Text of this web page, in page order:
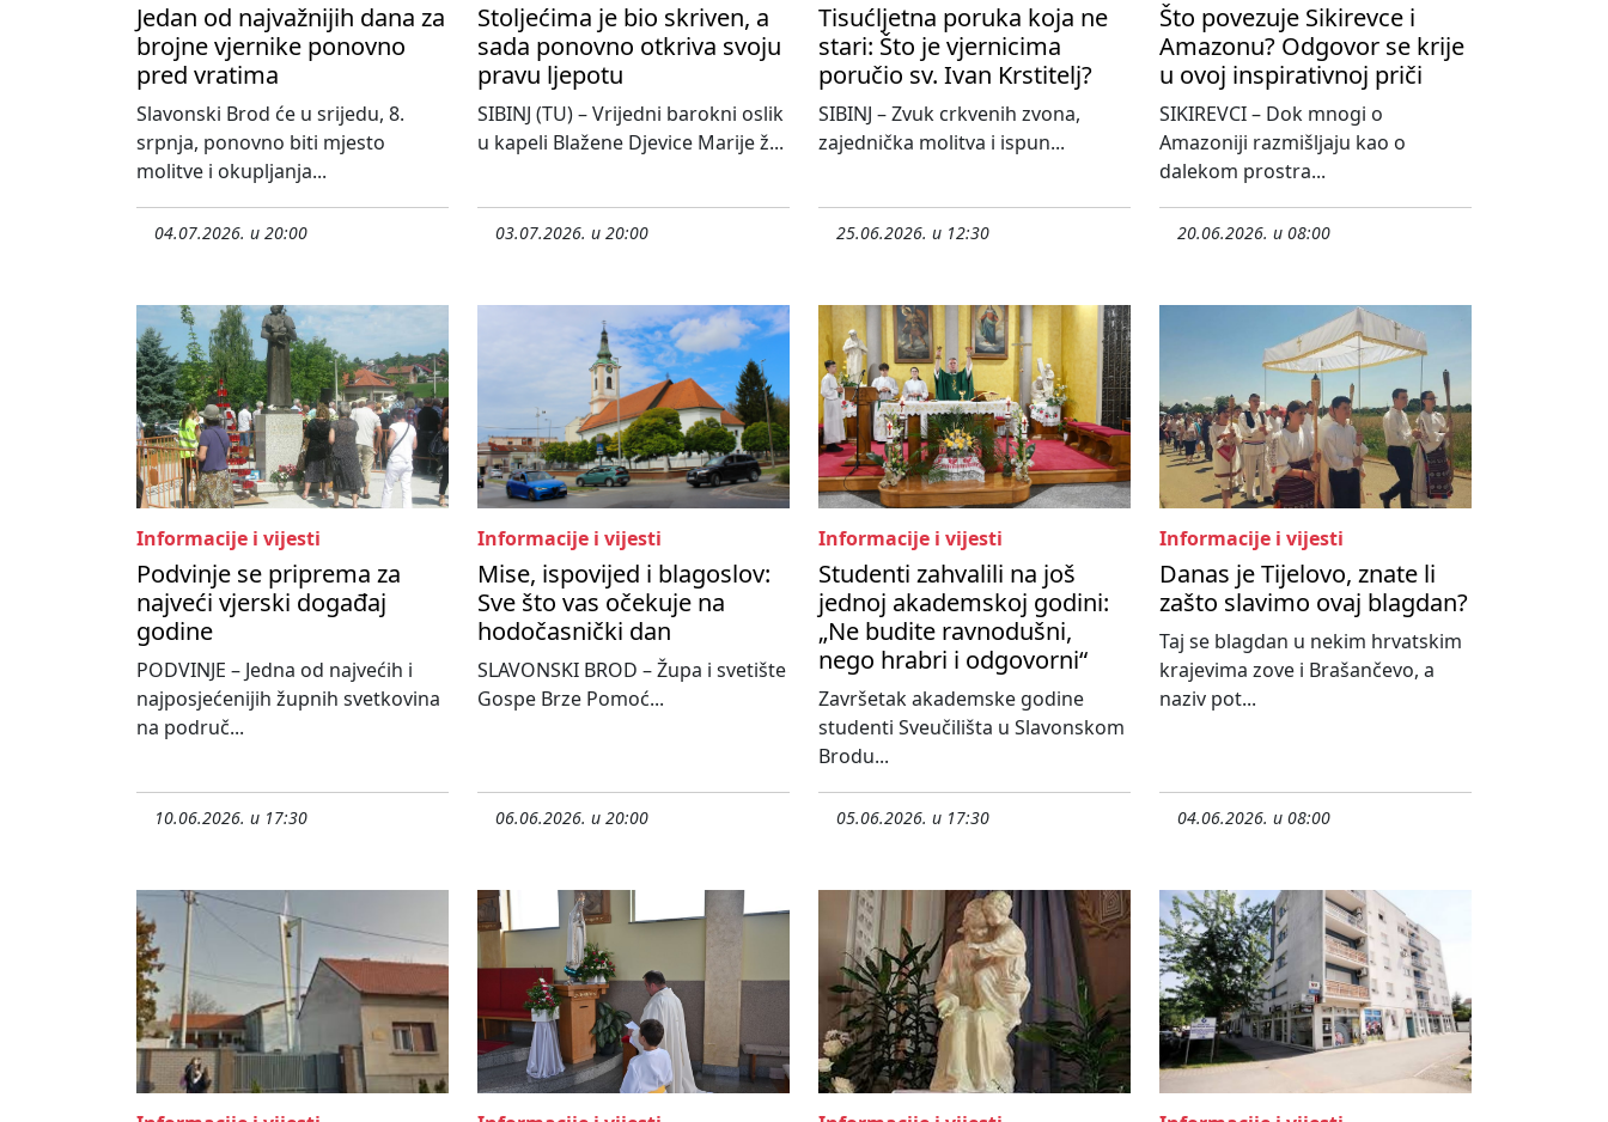
Jedan od najvažnijih dana za
brojne vjernike ponovno
pred vratima
Slavonski Brod će u srijedu, 8.
srpnja, ponovno biti mjesto
molitve i okupljanja...
04.07.2026. u 20:00
Stoljećima je bio skriven, a
sada ponovno otkriva svoju
pravu ljepotu
SIBINJ (TU) – Vrijedni barokni oslik
u kapeli Blažene Djevice Marije ž...
03.07.2026. u 20:00
Tisućljetna poruka koja ne
stari: Što je vjernicima
poručio sv. Ivan Krstitelj?
SIBINJ – Zvuk crkvenih zvona,
zajednička molitva i ispun...
25.06.2026. u 12:30
Što povezuje Sikirevce i
Amazonu? Odgovor se krije
u ovoj inspirativnoj priči
SIKIREVCI – Dok mnogi o
Amazoniji razmišljaju kao o
dalekom prostra...
20.06.2026. u 08:00
Informacije i vijesti
Podvinje se priprema za
najveći vjerski događaj
godine
PODVINJE – Jedna od najvećih i
najposjećenijih župnih svetkovina
na područ...
10.06.2026. u 17:30
Informacije i vijesti
Mise, ispovijed i blagoslov:
Sve što vas očekuje na
hodočasnički dan
SLAVONSKI BROD – Župa i svetište
Gospe Brze Pomoć...
06.06.2026. u 20:00
Informacije i vijesti
Studenti zahvalili na još
jednoj akademskoj godini:
„Ne budite ravnodušni,
nego hrabri i odgovorni“
Završetak akademske godine
studenti Sveučilišta u Slavonskom
Brodu...
05.06.2026. u 17:30
Informacije i vijesti
Danas je Tijelovo, znate li
zašto slavimo ovaj blagdan?
Taj se blagdan u nekim hrvatskim
krajevima zove i Brašančevo, a
naziv pot...
04.06.2026. u 08:00